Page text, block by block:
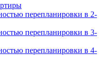
перепланировки в 2-
перепланировки в 3-
перепланировки в 4-